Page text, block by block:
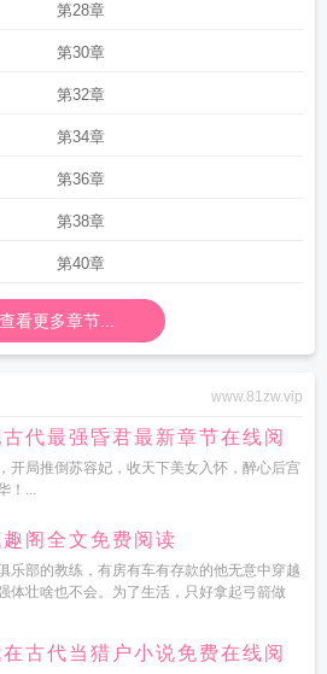
第28章
第30章
第32章
第34章
第36章
第38章
第40章
查看更多章节...
www.81zw.vip
代最强昏君最新章节在线阅
开局推倒苏容妃，收天下美女入怀，醉心后宫
！...
阁全文免费阅读
乐部的教练，有房有车有存款的他无意中穿越
体壮啥也不会。为了生活，只好拿起弓箭做
古代当猎户小说免费在线阅